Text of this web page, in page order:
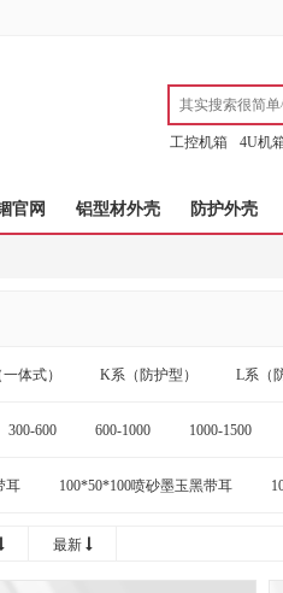
工控机箱 4U机
官网 铝型材外壳 防护外壳
体式） K系（防护型） L系（
300-600 600-1000 1000-1500
耳 100*50*100喷砂墨玉黑带耳
最新